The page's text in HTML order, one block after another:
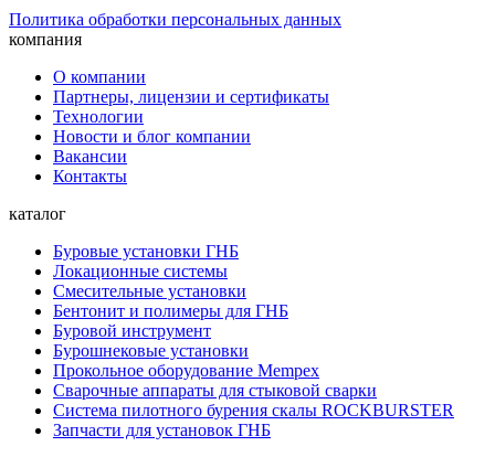
Политика обработки персональных данных
компания
О компании
Партнеры, лицензии и сертификаты
Технологии
Новости и блог компании
Вакансии
Контакты
каталог
Буровые установки ГНБ
Локационные системы
Смесительные установки
Бентонит и полимеры для ГНБ
Буровой инструмент
Бурошнековые установки
Прокольное оборудование Mempex
Сварочные аппараты для стыковой сварки
Система пилотного бурения скалы ROCKBURSTER
Запчасти для установок ГНБ